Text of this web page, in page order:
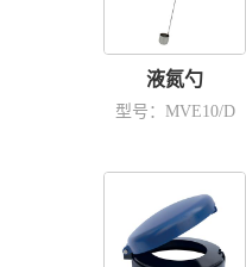
液氮勺
型号：MVE10/D